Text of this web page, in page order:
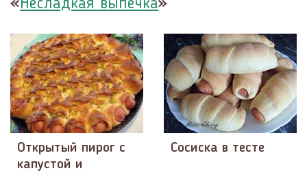
Несладкая выпечка
Открытый пирог с
капустой и
Сосиска в тесте